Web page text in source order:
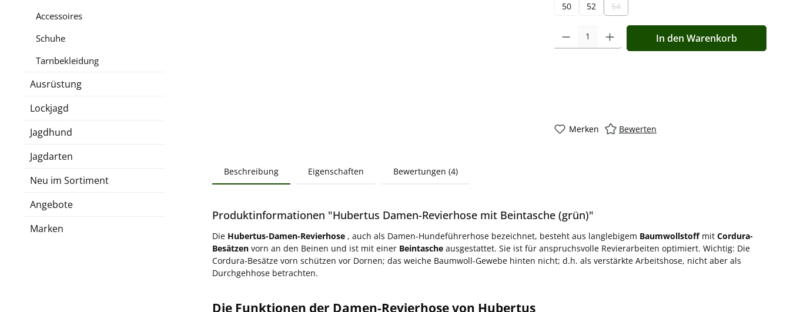
Accessoires
Schuhe
Tarnbekleidung
Ausrüstung
Lockjagd
Jagdhund
Jagdarten
Neu im Sortiment
Angebote
Marken
50
52 54
(Diese Option ist zurzeit nicht verfügbar.)
Produkt Anzahl: Gib den gewünschten Wert ein oder
In den Warenkorb
Merken Bewerten
Beschreibung Eigenschaften Bewertungen (4)
Produktinformationen "Hubertus Damen-Revierhose mit Beintasche (grün)"
Die Hubertus-Damen-Revierhose , auch als Damen-Hundeführerhose bezeichnet, besteht aus langlebigem Baumwollstoffmit Cordura-
Besätzen vorn an den Beinen und ist mit einer Beintasche ausgestattet. Sie ist für anspruchsvolle Revierarbeiten optimiert. Wichtig: Die
Cordura-Besätze vorn schützen vor Dornen; das weiche Baumwoll-Gewebe hinten nicht; d.h. als verstärkte Arbeitshose, nicht aber als
Durchgehhose betrachten.
Die Funktionen der Damen-Revierhose von Hubertus